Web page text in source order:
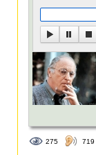
275 719